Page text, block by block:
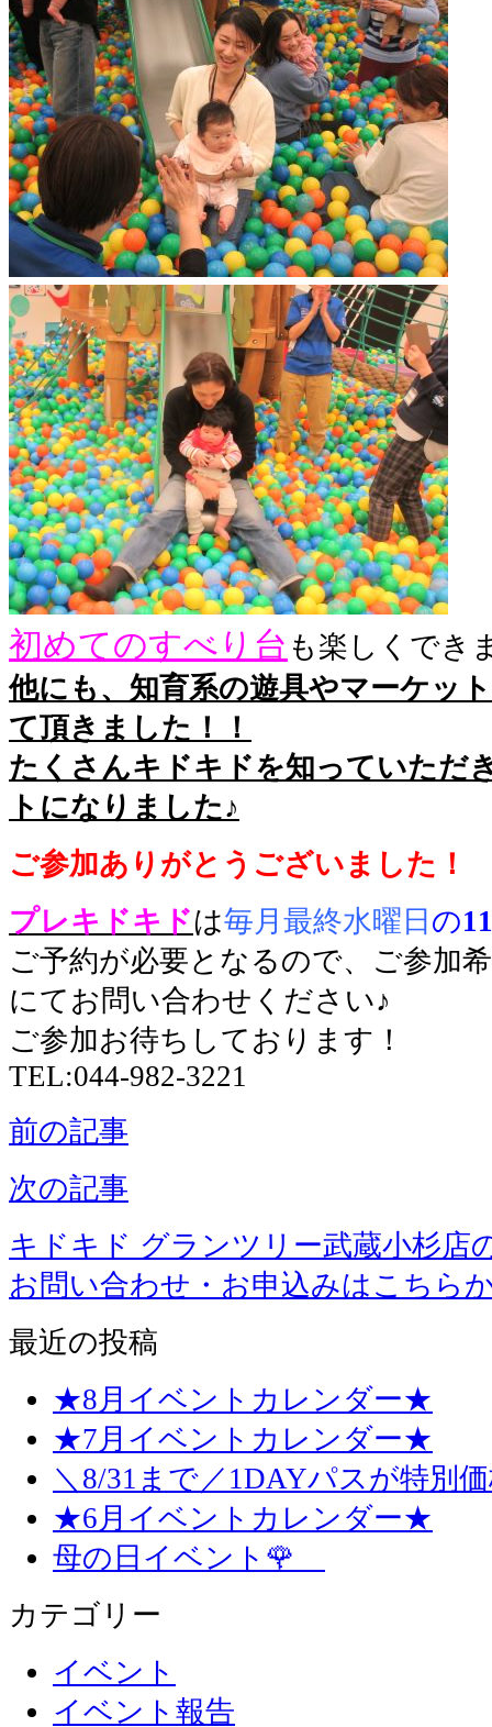
初めてのすべり台 も楽しくでき
他にも、知育系の遊具やマーケッ
て頂きました！！
たくさんキドキドを知っていただ
トになりました♪
ご参加ありがとうございました！
プレキドキドは毎月最終水曜日 の
ご予約が必要となるので、ご参加
にてお問い合わせください♪
ご参加お待ちしております！
TEL:044-982-3221
前の記事
次の記事
キドキド グランツリー武蔵小杉店
お問い合わせ・お申込みはこちら
最近の投稿
★8月イベントカレンダー★
★7月イベントカレンダー★
＼8/31まで／1DAYパスが特別
★6月イベントカレンダー★
母の日イベント🌹
カテゴリー
イベント
イベント報告